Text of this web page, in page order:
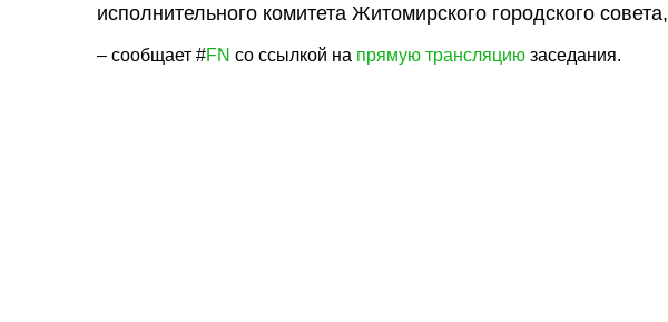
исполнительного комитета Житомирского городского совета,
– сообщает #FN со ссылкой на прямую трансляцию заседания.